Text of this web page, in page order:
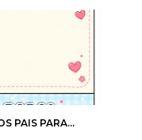
PAIS PARA...